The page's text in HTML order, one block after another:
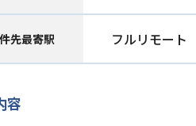
先最寄駅 フルリモート
容